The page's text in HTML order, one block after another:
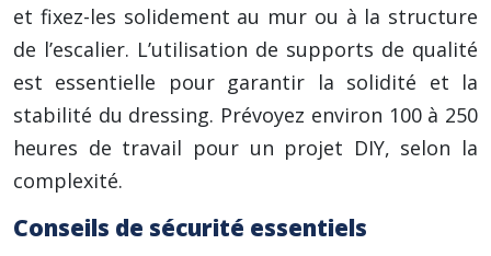
et fixez-les solidement au mur ou à la structure
de l’escalier. L’utilisation de supports de qualité
est essentielle pour garantir la solidité et la
stabilité du dressing. Prévoyez environ 100 à 250
heures de travail pour un projet DIY, selon la
complexité.
Conseils de sécurité essentiels